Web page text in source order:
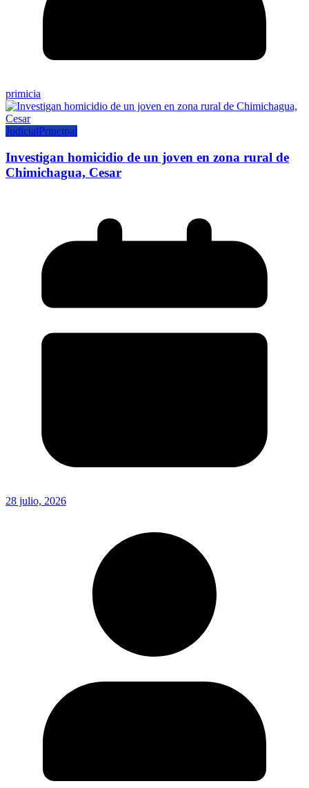
primicia
JudicialPrincipal
Investigan homicidio de un joven en zona rural de
Chimichagua, Cesar
28 julio, 2026